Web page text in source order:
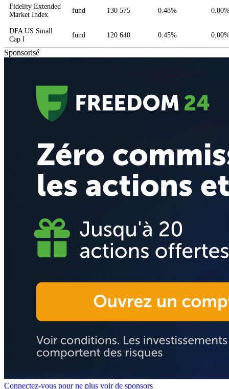
Fidelity Extended
Market Index
fund 130 575 0.48%
DFA US Small
Cap I
fund 120 640 0.45%
Sponsorisé
Connectez-vous pour ne plus voir de sponsors